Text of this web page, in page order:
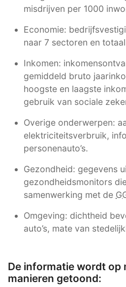
misdrijven per 1000
Economie:
naar 7 sectoren en
Inkomen:
gemiddeld bruto
hoogste en laagste
gebruik van sociale
Overige onderwerpen:
elektriciteitsverbruik,
personenauto’s.
Gezondheid: gegevens
gezondheidsmonitors
samenwerking met de
Omgeving: dichtheid
auto’s, mate van
De informatie wordt op
manieren getoond: